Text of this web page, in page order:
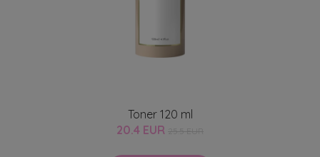
Toner 120 ml
20.4 EUR